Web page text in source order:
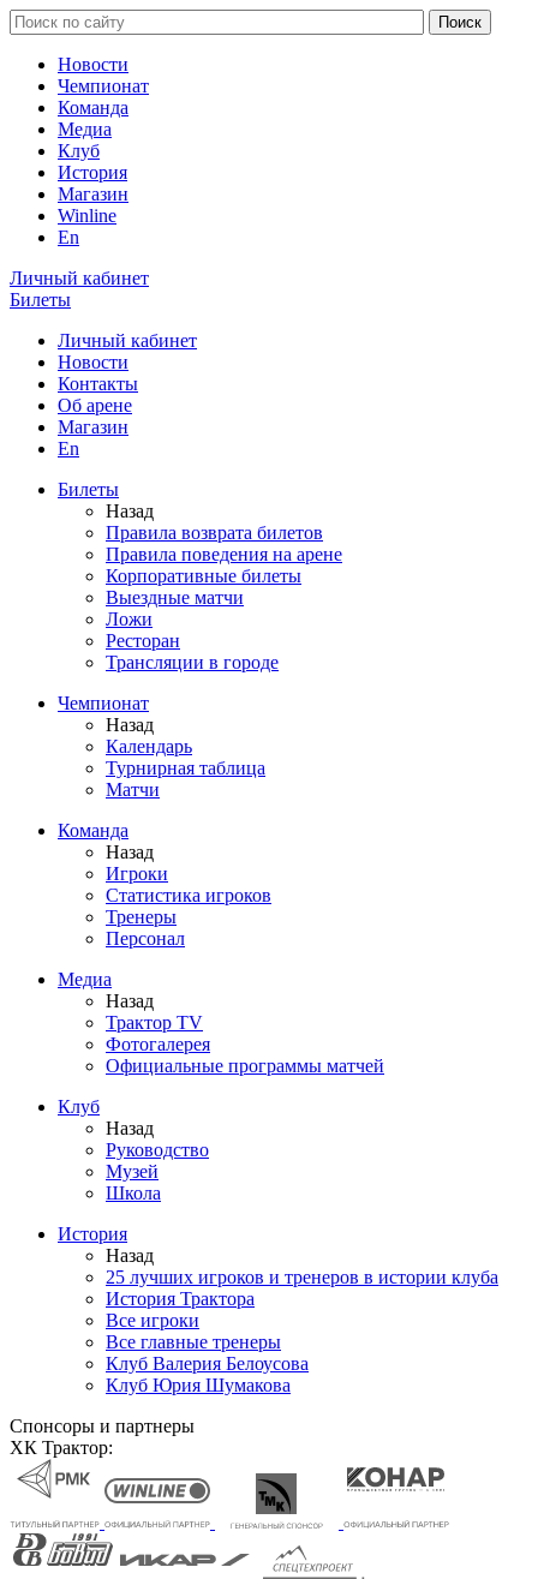
Новости
Чемпионат
Команда
Медиа
Клуб
История
Магазин
Winline
En
Личный кабинет
Билеты
Личный кабинет
Новости
Контакты
Об арене
Магазин
En
Билеты
Назад
Правила возврата билетов
Правила поведения на арене
Корпоративные билеты
Выездные матчи
Ложи
Ресторан
Трансляции в городе
Чемпионат
Назад
Календарь
Турнирная таблица
Матчи
Команда
Назад
Игроки
Статистика игроков
Тренеры
Персонал
Медиа
Назад
Трактор TV
Фотогалерея
Официальные программы матчей
Клуб
Назад
Руководство
Музей
Школа
История
Назад
25 лучших игроков и тренеров в истории клуба
История Трактора
Все игроки
Все главные тренеры
Клуб Валерия Белоусова
Клуб Юрия Шумакова
Спонсоры и партнеры
ХК Трактор: